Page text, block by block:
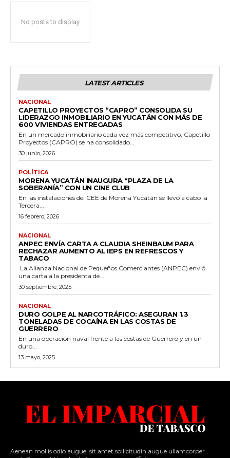
No posts to display
LATEST ARTICLES
NACIONAL
CAPETILLO PROYECTOS “CAPRO” CONSOLIDA SU
LIDERAZGO INMOBILIARIO EN YUCATÁN CON MÁS DE
600 VIVIENDAS ENTREGADAS
En un mercado inmobiliario cada vez más competitivo, Capetillo
Proyectos (CAPRO) se ha consolidado...
30 junio, 2026
POLÍTICA
MORENA YUCATÁN INAUGURA “PLAZA DE LA
SOBERANÍA” CON UN CINE CLUB
En las instalaciones del CEE de Morena Yucatán se llevó a cabo la
Tercera...
16 febrero, 2026
NACIONAL
ANPEC ENVÍA CARTA A CLAUDIA SHEINBAUM PARA
RECHAZAR AUMENTO AL IEPS EN REFRESCOS Y
TABACO
La Alianza Nacional de Pequeños Comerciantes (ANPEC) envió
una carta a la presidenta de...
30 septiembre, 2025
NACIONAL
DURO GOLPE AL NARCOTRÁFICO: ASEGURAN 1.3
TONELADAS DE COCAÍNA EN LAS COSTAS DE
GUERRERO
En una operación naval frente a las costas de Guerrero y en un
duro...
13 mayo, 2025
Aenean mollis odio augue, sit amet sollicitudin augue ullamcorper